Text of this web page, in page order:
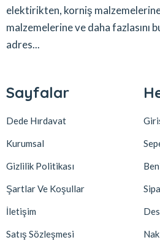
elektirikten, korniş
malzemelerine ve daha fazlasını
adres...
Sayfalar
Dede Hırdavat
Kurumsal
Gizlilik Politikası
Şartlar Ve Koşullar
İletişim
Satış Sözleşmesi